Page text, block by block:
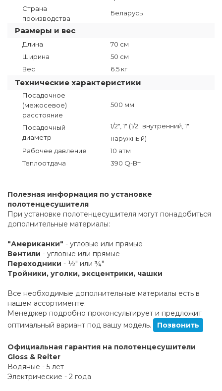
Страна
производства
Беларусь
Размеры и вес
Длина
70 см
Ширина
50 см
Вес
6.5 кг
Технические характеристики
Посадочное
(межосевое)
расстояние
500 мм
Посадочный
диаметр
1/2", 1" (1/2" внутренний, 1"
наружный)
Рабочее давление
10 атм
Теплоотдача
390 Q-Вт
Полезная информация по установке
полотенцесушителя
При установке полотенцесушителя могут понадобиться
дополнительные материалы:
"Американки" - угловые или прямые
Вентили - угловые или прямые
Переходники - ½" или ¾"
Тройники, уголки, эксцентрики, чашки
Все необходимые дополнительные материалы есть в
нашем ассортименте.
Менеджер подробно проконсультирует и предложит
оптимальный вариант под вашу модель.
Позвонить
Официальная гарантия на полотенцесушители
Gloss & Reiter
Водяные - 5 лет
Электрические - 2 года